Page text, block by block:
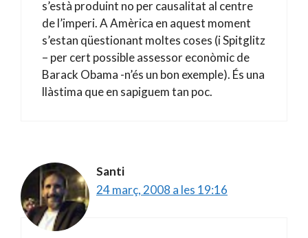
s’està produint no per causalitat al centre
de l’imperi. A Amèrica en aquest moment
s’estan qüestionant moltes coses (i Spitglitz
– per cert possible assessor econòmic de
Barack Obama -n’és un bon exemple). És una
llàstima que en sapiguem tan poc.
Santi
24 març, 2008 a les 19:16